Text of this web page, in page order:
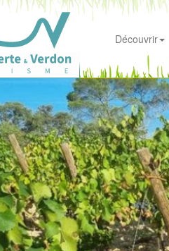
Découvrir